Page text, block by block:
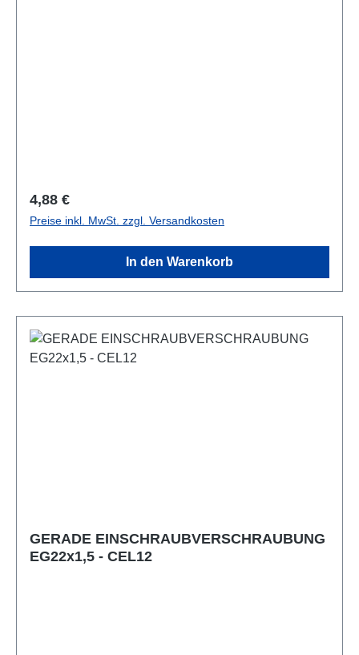
Regulärer Preis:
4,88 €
Preise inkl. MwSt. zzgl. Versandkosten
In den Warenkorb
GERADE EINSCHRAUBVERSCHRAUBUNG
EG22x1,5 - CEL12